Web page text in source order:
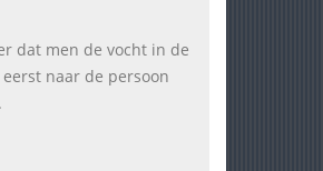
dat men de vocht in de
naar de persoon